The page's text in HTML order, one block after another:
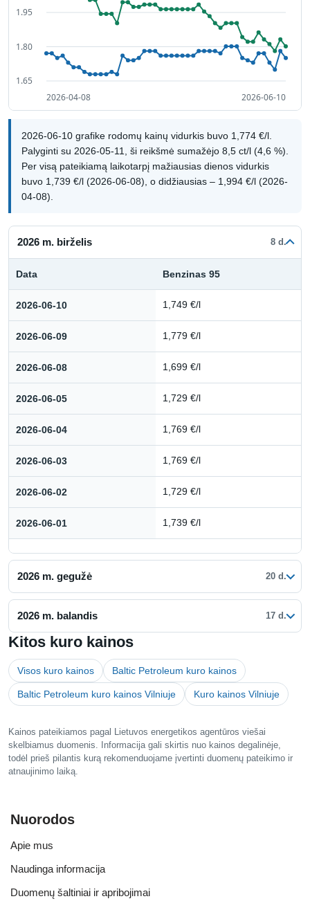
2026-06-10 grafike rodomų kainų vidurkis buvo 1,774 €/l.
Palyginti su 2026-05-11, ši reikšmė sumažėjo 8,5 ct/l (4,6 %).
Per visą pateikiamą laikotarpį mažiausias dienos vidurkis
buvo 1,739 €/l (2026-06-08), o didžiausias – 1,994 €/l (2026-
04-08).
2026 m. birželis 8 d.
Data Benzinas 95
2026-06-10 1,749 €/l
2026-06-09 1,779 €/l
2026-06-08 1,699 €/l
2026-06-05 1,729 €/l
2026-06-04 1,769 €/l
2026-06-03 1,769 €/l
2026-06-02 1,729 €/l
2026-06-01 1,739 €/l
2026 m. gegužė 20 d.
2026 m. balandis 17 d.
Kitos kuro kainos
Visos kuro kainos Baltic Petroleum kuro kainos
Baltic Petroleum kuro kainos Vilniuje Kuro kainos Vilniuje
Kainos pateikiamos pagal Lietuvos energetikos agentūros viešai
skelbiamus duomenis. Informacija gali skirtis nuo kainos degalinėje,
todėl prieš pilantis kurą rekomenduojame įvertinti duomenų pateikimo ir
atnaujinimo laiką.
Nuorodos
Apie mus
Naudinga informacija
Duomenų šaltiniai ir apribojimai